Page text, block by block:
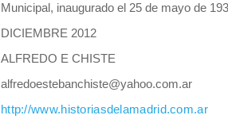
Municipal, inaugurado el 25 de mayo de
DICIEMBRE 2012
ALFREDO E CHISTE
alfredoestebanchiste@yahoo.com.ar
http://www.historiasdelamadrid.com.ar